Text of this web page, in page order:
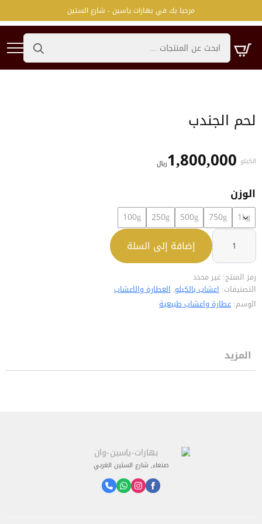
مرحبا بك في بهارات ياسين - شارع الستين
Search
for:
لحم الجندب
الكيلو 1,800,000﷼
الوزن
1kg
750g
500g
250g
100g
كمية
إضافة إلى السلة
رمز المنتج: غير محدد
التصنيفات: اعشاب بالكيلو, العطارة والاعشاب
الوسم: عطارة واعشاب طبيعية
المزيد
صنعاء, شارع الستين الغربي